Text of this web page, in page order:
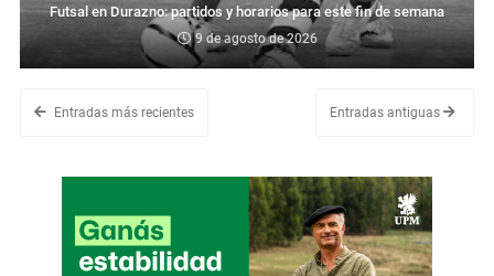
Futsal en Durazno: partidos y horarios para este fin de semana
9 de agosto de 2026
Entradas más recientes Entradas antiguas